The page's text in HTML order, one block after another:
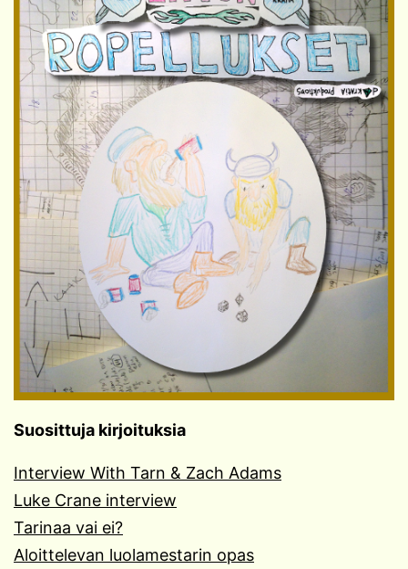
Suosittuja kirjoituksia
Interview With Tarn & Zach Adams
Luke Crane interview
Tarinaa vai ei?
Aloittelevan luolamestarin opas